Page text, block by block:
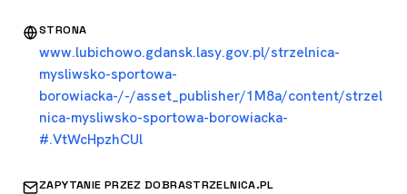
STRONA
www.lubichowo.gdansk.lasy.gov.pl/strzelnica-
mysliwsko-sportowa-
borowiacka-/-/asset_publisher/1M8a/content/strzel
nica-mysliwsko-sportowa-borowiacka-
#.VtWcHpzhCUl
ZAPYTANIE PRZEZ DOBRASTRZELNICA.PL